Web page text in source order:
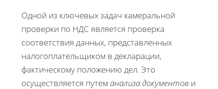
Одной из ключевых задач камеральной
проверки по НДС является проверка
соответствия данных, представленных
налогоплательщиком в декларации,
фактическому положению дел. Это
осуществляется путем анализа документов и